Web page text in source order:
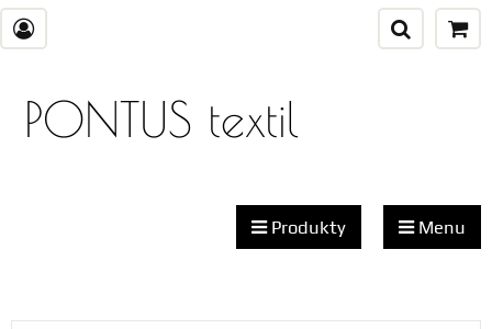
PONTUS textil
Produkty Menu